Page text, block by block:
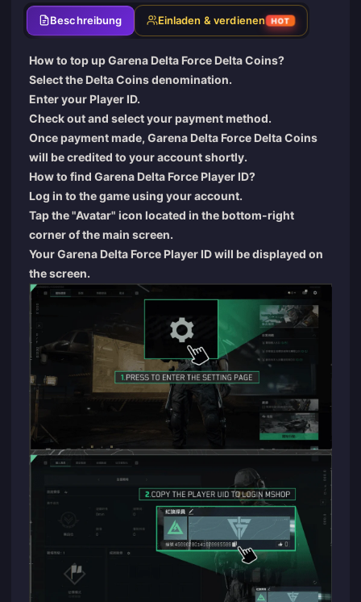
Beschreibung Einladen & verdienen HOT
How to top up Garena Delta Force Delta Coins?
Select the Delta Coins denomination.
Enter your Player ID.
Check out and select your payment method.
Once payment made, Garena Delta Force Delta Coins
will be credited to your account shortly.
How to find Garena Delta Force Player ID?
Log in to the game using your account.
Tap the "Avatar" icon located in the bottom-right
corner of the main screen.
Your Garena Delta Force Player ID will be displayed on
the screen.